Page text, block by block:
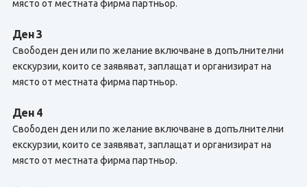
място от местната фирма партньор.
Ден 3
Свободен ден или по желание включване в допълнителни
екскурзии, които се заявяват, заплащат и организират на
място от местната фирма партньор.
Ден 4
Свободен ден или по желание включване в допълнителни
екскурзии, които се заявяват, заплащат и организират на
място от местната фирма партньор.